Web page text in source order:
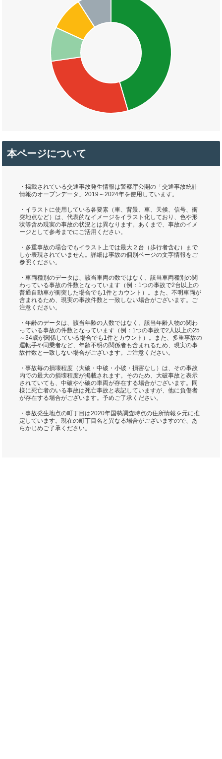
本ページについて
・掲載されている交通事故発生情報は警察庁公開の「交通事故統計
情報のオープンデータ」2019～2024年を使用しています。
・イラストに使用している各要素（車、背景、車、天候、信号、衝
突地点など）は、代表的なイメージをイラスト化しており、色や形
状等含め現実の事故の状況とは異なります。あくまで、事故のイメ
ージとして参考までにご活用ください。
・多重事故の場合でもイラスト上では最大２台（歩行者含む）まで
しか表現されていません。詳細は事故の個別ページの文字情報をご
参照ください。
・車両種別のデータは、該当車両の数ではなく、該当車両種別の関
わっている事故の件数となっています（例：1つの事故で2台以上の
普通自動車が衝突した場合でも1件とカウント）。また、不明車両が
含まれるため、現実の事故件数と一致しない場合がございます。ご
注意ください。
・年齢のデータは、該当年齢の人数ではなく、該当年齢人物の関わ
っている事故の件数となっています（例：1つの事故で2人以上の25
～34歳が関係している場合でも1件とカウント）。また、多重事故の
運転手や同乗者など、年齢不明の関係者も含まれるため、現実の事
故件数と一致しない場合がございます。ご注意ください。
・事故毎の損壊程度（大破・中破・小破・損害なし）は、その事故
内での最大の損壊程度が掲載されます。そのため、大破事故と表示
されていても、中破や小破の車両が存在する場合がございます。同
様に死亡者のいる事故は死亡事故と表記していますが、他に負傷者
が存在する場合がございます。予めご了承ください。
・事故発生地点の町丁目は2020年国勢調査時点の住所情報を元に推
定しています。現在の町丁目名と異なる場合がございますので、あ
らかじめご了承ください。